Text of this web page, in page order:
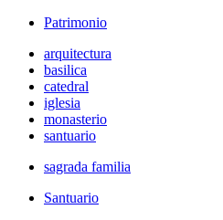
Patrimonio
arquitectura
basilica
catedral
iglesia
monasterio
santuario
sagrada familia
Santuario